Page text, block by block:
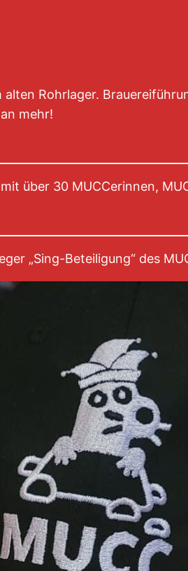
alten Rohrlager.
mehr!
über 30 MUCCerinnen,
„Sing-Beteiligung“ des